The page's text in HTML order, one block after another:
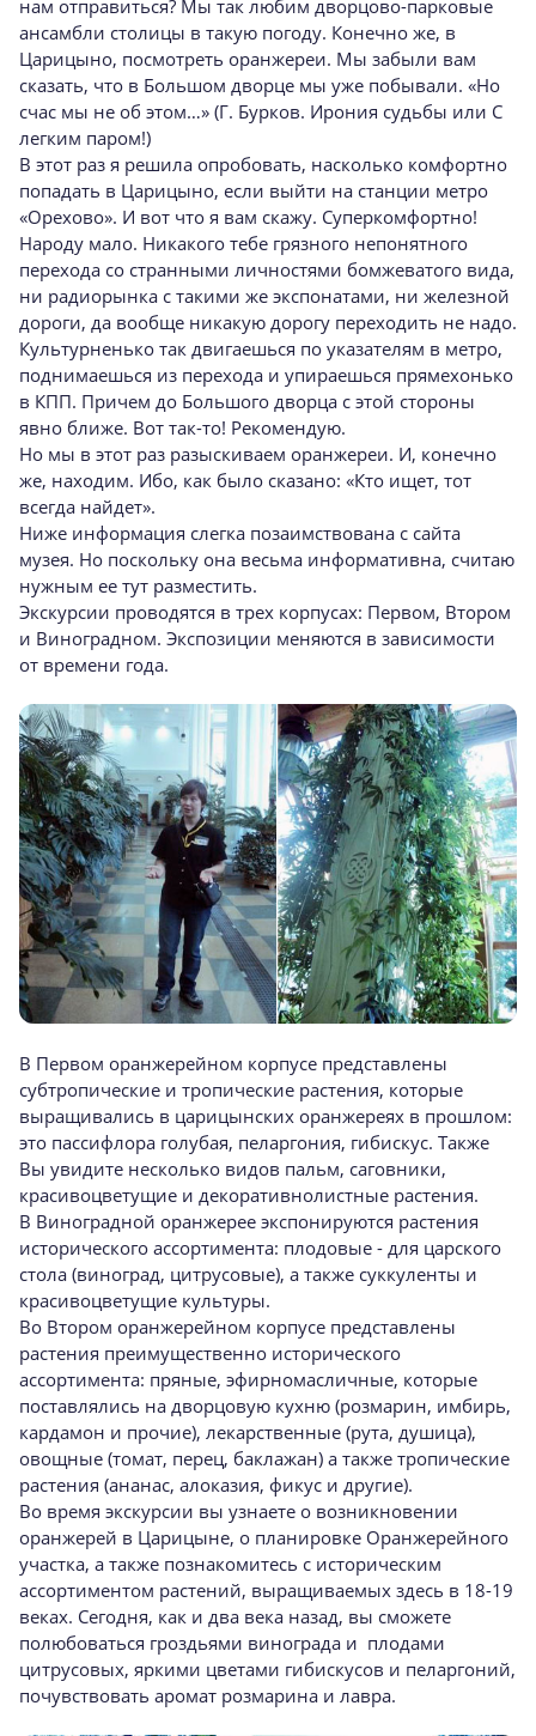
нам отправиться? Мы так любим дворцово-парковые
ансамбли столицы в такую погоду. Конечно же, в
Царицыно, посмотреть оранжереи. Мы забыли вам
сказать, что в Большом дворце мы уже побывали. «Но
счас мы не об этом…» (Г. Бурков. Ирония судьбы или С
легким паром!)
В этот раз я решила опробовать, насколько комфортно
попадать в Царицыно, если выйти на станции метро
«Орехово». И вот что я вам скажу. Суперкомфортно!
Народу мало. Никакого тебе грязного непонятного
перехода со странными личностями бомжеватого вида,
ни радиорынка с такими же экспонатами, ни железной
дороги, да вообще никакую дорогу переходить не надо.
Культурненько так двигаешься по указателям в метро,
поднимаешься из перехода и упираешься прямехонько
в КПП. Причем до Большого дворца с этой стороны
явно ближе. Вот так-то! Рекомендую.
Но мы в этот раз разыскиваем оранжереи. И, конечно
же, находим. Ибо, как было сказано: «Кто ищет, тот
всегда найдет».
Ниже информация слегка позаимствована с сайта
музея. Но поскольку она весьма информативна, считаю
нужным ее тут разместить.
Экскурсии проводятся в трех корпусах: Первом, Втором
и Виноградном. Экспозиции меняются в зависимости
от времени года.
В Первом оранжерейном корпусе представлены
субтропические и тропические растения, которые
выращивались в царицынских оранжереях в прошлом:
это пассифлора голубая, пеларгония, гибискус. Также
Вы увидите несколько видов пальм, саговники,
красивоцветущие и декоративнолистные растения.
В Виноградной оранжерее экспонируются растения
исторического ассортимента: плодовые - для царского
стола (виноград, цитрусовые), а также суккуленты и
красивоцветущие культуры.
Во Втором оранжерейном корпусе представлены
растения преимущественно исторического
ассортимента: пряные, эфирномасличные, которые
поставлялись на дворцовую кухню (розмарин, имбирь,
кардамон и прочие), лекарственные (рута, душица),
овощные (томат, перец, баклажан) а также тропические
растения (ананас, алоказия, фикус и другие).
Во время экскурсии вы узнаете о возникновении
оранжерей в Царицыне, о планировке Оранжерейного
участка, а также познакомитесь с историческим
ассортиментом растений, выращиваемых здесь в 18-19
веках. Сегодня, как и два века назад, вы сможете
полюбоваться гроздьями винограда и плодами
цитрусовых, яркими цветами гибискусов и пеларгоний,
почувствовать аромат розмарина и лавра.